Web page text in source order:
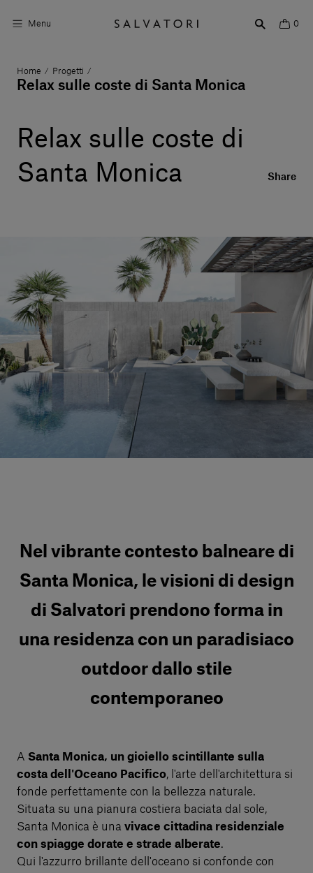
Menu 0
Superfici
Arredo casa
Ambienti
Vieni a trovarci
Servizi al cliente
Accedi
Italiano
Home / Progetti /
Relax sulle coste di Santa Monica
Relax sulle coste di
Santa Monica
Share
Nel vibrante contesto balneare di
Santa Monica, le visioni di design
di Salvatori prendono forma in
una residenza con un paradisiaco
outdoor dallo stile
contemporaneo
A Santa Monica, un gioiello scintillante sulla
costa dell'Oceano Pacifico, l'arte dell'architettura si
fonde perfettamente con la bellezza naturale.
Situata su una pianura costiera baciata dal sole,
Santa Monica è una vivace cittadina residenziale
con spiagge dorate e strade alberate.
Qui l'azzurro brillante dell'oceano si confonde con